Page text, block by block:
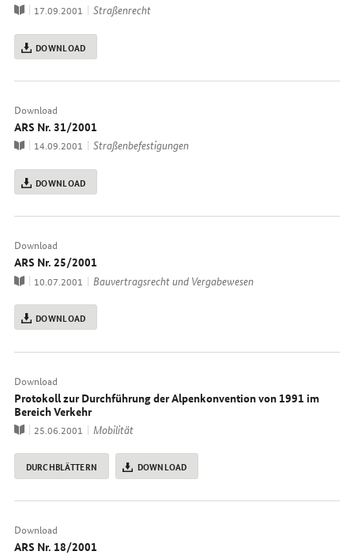
Publikation
17.09.2001 Thema
Straßenrecht
DOWNLOAD
Download
ARS Nr. 31/2001
Publikation
14.09.2001 Thema
Straßenbefestigungen
DOWNLOAD
Download
ARS Nr. 25/2001
Publikation
10.07.2001 Thema
Bauvertragsrecht und Vergabewesen
DOWNLOAD
Download
Protokoll zur Durchführung der Alpenkonvention von 1991 im
Bereich Verkehr
Publikation
25.06.2001 Thema
Mobilität
DURCHBLÄTTERN DOWNLOAD
Download
ARS Nr. 18/2001